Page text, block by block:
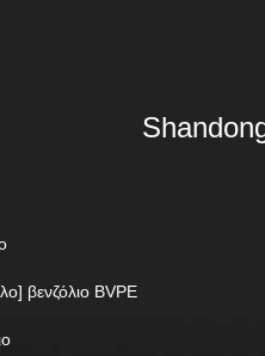
βενζόλιο BVPE